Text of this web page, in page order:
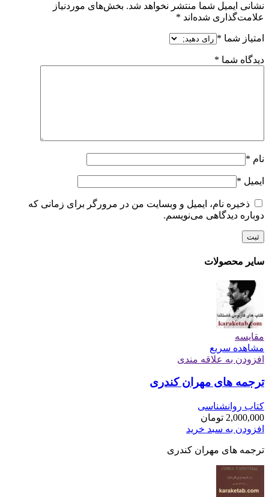
نشانی ایمیل شما منتشر نخواهد شد. بخش‌های موردنیاز
علامت‌گذاری شده‌اند *
امتیاز شما *
دیدگاه شما *
نام *
ایمیل *
ذخیره نام، ایمیل و وبسایت من در مرورگر برای زمانی که
دوباره دیدگاهی می‌نویسم.
سایر محصولات
مقایسه
مشاهده سریع
افزودن به علاقه مندی
ترجمه های مهران کندری
کتاب روانشناسی
2,000,000 تومان
افزودن به سبد خرید
ترجمه های مهران کندری